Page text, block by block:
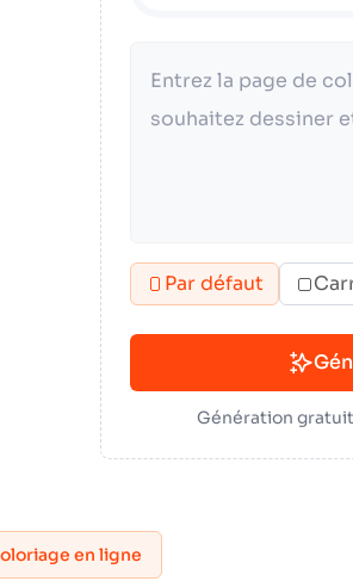
Par défaut
Génération
en ligne